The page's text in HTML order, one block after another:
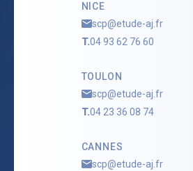
NICE
scp@etude-aj.fr
T.04 93 62 76 60
TOULON
scp@etude-aj.fr
T.04 23 36 08 74
CANNES
scp@etude-aj.fr